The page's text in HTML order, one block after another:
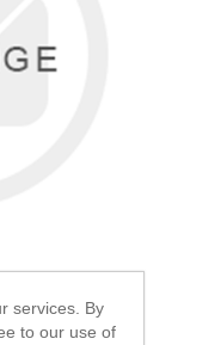
services. By
to our use of